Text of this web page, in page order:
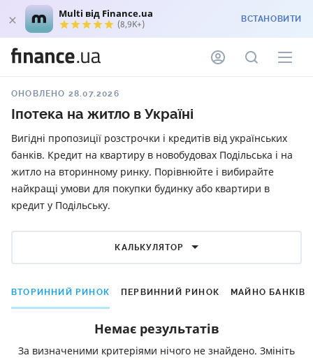
Multi від Finance.ua
(8,9K+) ВСТАНОВИТИ
ОНОВЛЕНО 28.07.2026
Іпотека на житло в Україні
Вигідні пропозиції розстрочки і кредитів від українських
банків. Кредит на квартиру в новобудовах Подільська і на
житло на вторинному ринку. Порівнюйте і вибирайте
найкращі умови для покупки будинку або квартири в
кредит у Подільську.
КАЛЬКУЛЯТОР
ВТОРИННИЙ РИНОК ПЕРВИННИЙ РИНОК МАЙНО БАНКІВ
Немає результатів
За визначеними критеріями нічого не знайдено. Змініть